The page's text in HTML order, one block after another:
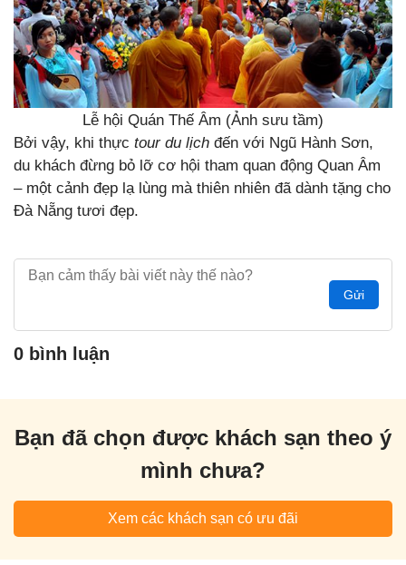
Lễ hội Quán Thế Âm (Ảnh sưu tầm)
Bởi vậy, khi thực tour du lịch đến với Ngũ Hành Sơn,
du khách đừng bỏ lỡ cơ hội tham quan động Quan Âm
– một cảnh đẹp lạ lùng mà thiên nhiên đã dành tặng cho
Đà Nẵng tươi đẹp.
Gửi
0 bình luận
Bạn đã chọn được khách sạn theo ý
mình chưa?
Xem các khách sạn có ưu đãi